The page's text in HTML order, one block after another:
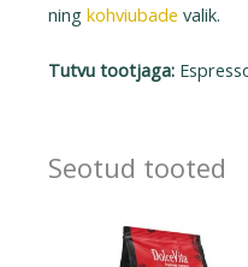
ning kohviubade valik.
Tutvu tootjaga:
Seotud tooted